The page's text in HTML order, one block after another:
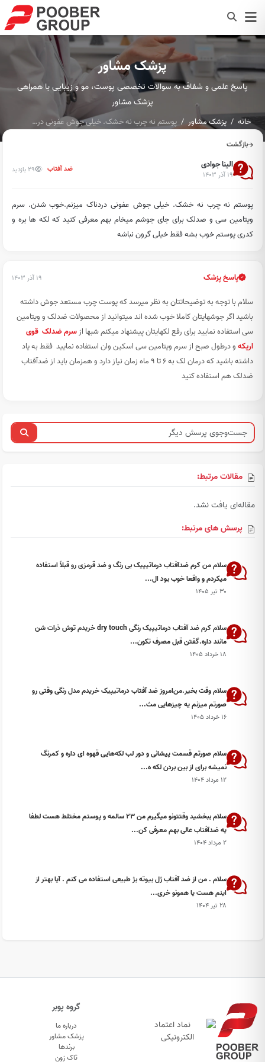
پزشک مشاور
پاسخ علمی و شفاف به سوالات تخصصی پوست، مو و زیبایی با همراهی
پزشک مشاور
خانه پزشک مشاور پوستم نه چرب نه خشک. خیلی جوش عفونی دردناک میزنم.خوب شدن. سر...
بازگشت
الینا جوادی
۱۹ آذر ۱۴۰۳
ضد آفتاب 29 بازدید
پوستم نه چرب نه خشک. خیلی جوش عفونی دردناک میزنم.خوب شدن. سرم
ویتامین سی و صدلک برای جای جوشم میخام بهم معرفی کنید که لکه ها بره و
کدری پوستم خوب بشه فقط خیلی گرون نباشه
پاسخ پزشک ۱۹ آذر ۱۴۰۳
سلام با توجه به توضیحاتتان به نظر میرسد که پوست چرب مستعد جوش داشته
باشید اگر جوشهایتان کاملا خوب شده اند میتوانید از محصولات ضدلک و ویتامین
سی استفاده نمایید برای رفع لکهایتان پیشنهاد میکنم شبها ازسرم ضدلک قوی
اریکهو درطول صبح از سرم ویتامین سی اسکین وان استفاده نمایید فقط به یاد
داشته باشید که درمان لک به ۶ تا ۹ ماه زمان نیاز دارد و همزمان باید از ضدآفتاب
ضدلک هم استفاده کنید
مقالات مرتبط:
مقاله‌ای یافت نشد.
پرسش های مرتبط:
سلام من کرم ضدآفتاب درماتیپیک بی رنگ و ضد قرمزی رو قبلاً استفاده
میکردم و واقعا خوب بود ال...
۳۰ تیر ۱۴۰۵
سلام کرم ضد آفتاب درماتیپیک رنگی dry touch خریدم توش ذرات شن
مانند داره.گفتن قبل مصرف تکون...
۱۸ خرداد ۱۴۰۵
سلام وقت بخیر.من‌امروز ضد آفتاب درماتیپیک خریدم مدل رنگی وقتی رو
صورتم میزنم یه چيزهايی مث...
۱۶ خرداد ۱۴۰۵
سلام صورتم قسمت پیشانی و دور لب لکه‌هایی قهوه ای داره و کمرنگ
نمیشه برای از بین بردن لکه ه...
۱۲ مرداد ۱۴۰۴
سلام ببخشید وقتتونو میگیرم من ۲۳ سالمه و پوستم مختلط هست لطفا
یه ضدآفتاب عالی بهم معرفی کن...
۲ مرداد ۱۴۰۴
سلام . من از ضد آفتاب ژل بیوته بژ طبیعی استفاده می کنم . آیا بهتر از
اینم هست یا همونو خری...
۲۸ تیر ۱۴۰۴
گروه پوبر
درباره ما
پزشک مشاور
برندها
تاک زون